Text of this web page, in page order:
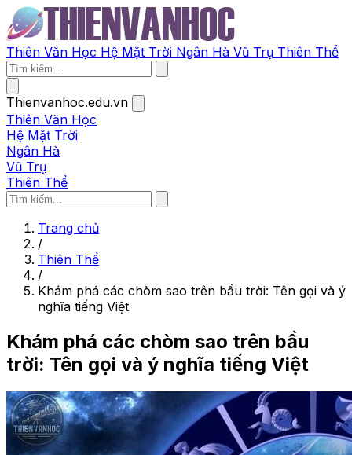
Thiên Văn Học Hệ Mặt Trời Ngân Hà Vũ Trụ Thiên Thể
Thienvanhoc.edu.vn
Thiên Văn Học
Hệ Mặt Trời
Ngân Hà
Vũ Trụ
Thiên Thể
Trang chủ
/
Thiên Thể
/
Khám phá các chòm sao trên bầu trời: Tên gọi và ý
nghĩa tiếng Việt
Khám phá các chòm sao trên bầu
trời: Tên gọi và ý nghĩa tiếng Việt